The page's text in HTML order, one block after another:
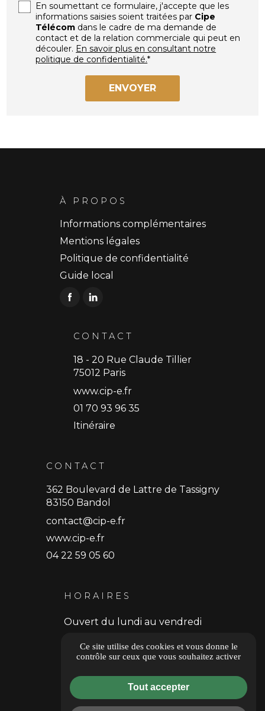
En soumettant ce formulaire, j'accepte que les
informations saisies soient traitées par Cipe
Télécom dans le cadre de ma demande de
contact et de la relation commerciale qui peut en
découler. En savoir plus en consultant notre
politique de confidentialité.*
À PROPOS
Informations complémentaires
Mentions légales
Politique de confidentialité
Guide local
CONTACT
18 - 20 Rue Claude Tillier
75012 Paris
www.cip-e.fr
01 70 93 96 35
Itinéraire
CONTACT
362 Boulevard de Lattre de Tassigny
83150 Bandol
contact@cip-e.fr
www.cip-e.fr
04 22 59 05 60
HORAIRES
Ouvert du lundi au vendredi
Donner un avis
Ce site utilise des cookies et vous donne le
contrôle sur ceux que vous souhaitez activer
Tout accepter